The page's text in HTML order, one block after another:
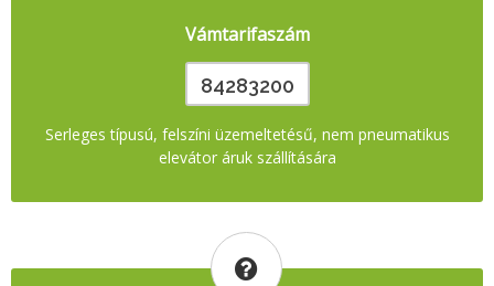
Vámtarifaszám
84283200
Serleges típusú, felszíni üzemeltetésű, nem pneumatikus
elevátor áruk szállítására